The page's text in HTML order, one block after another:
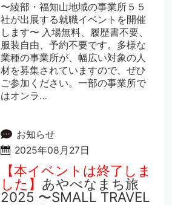
〜綾部・福知山地域の事業所５５
社が出展する就職イベントを開催
します〜 入場無料、履歴書不要、
服装自由、予約不要です。多様な
業種の事業所が、幅広い対象の人
材を募集されていますので、ぜひ
ご参加ください。一部の事業所で
はオンラ…
お知らせ
2025年08月27日
【本イベントは終了しま
した】 あやべなまち旅
2025 〜SMALL TRAVEL